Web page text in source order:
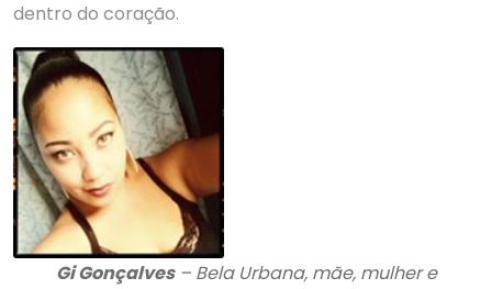
dentro do coração.
Gi Gonçalves– Bela Urbana, mãe, mulher e